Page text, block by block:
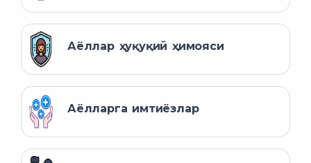
Аёллар ҳуқуқий ҳимояси
Аёлларга имтиёзлар